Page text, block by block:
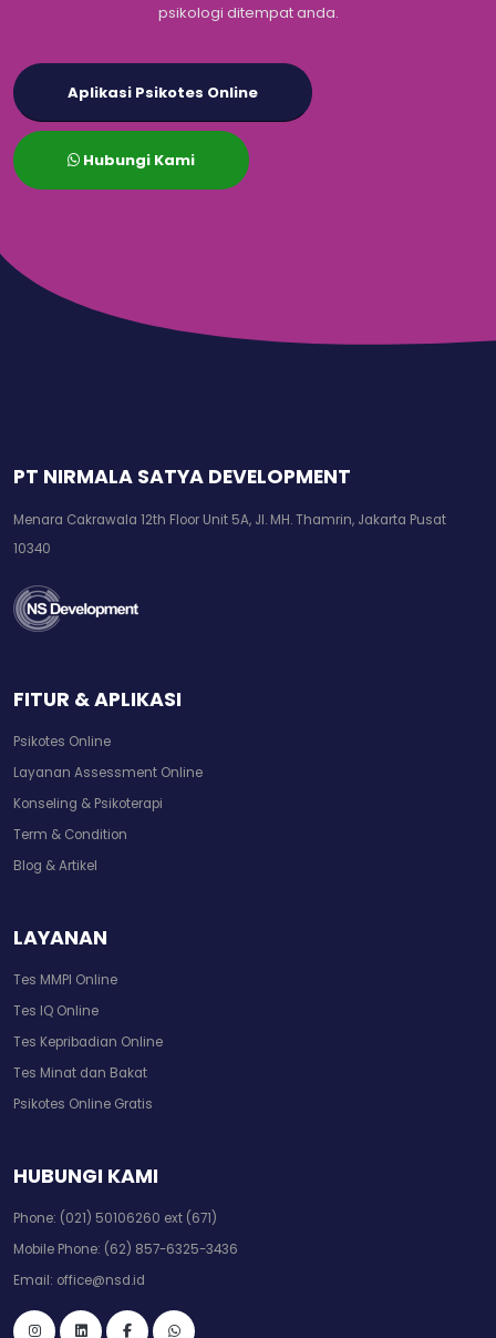
psikologi ditempat anda.
Aplikasi Psikotes Online
Hubungi Kami
PT NIRMALA SATYA DEVELOPMENT
Menara Cakrawala 12th Floor Unit 5A, Jl. MH. Thamrin, Jakarta Pusat
10340
FITUR & APLIKASI
Psikotes Online
Layanan Assessment Online
Konseling & Psikoterapi
Term & Condition
Blog & Artikel
LAYANAN
Tes MMPI Online
Tes IQ Online
Tes Kepribadian Online
Tes Minat dan Bakat
Psikotes Online Gratis
HUBUNGI KAMI
Phone: (021) 50106260 ext (671)
Mobile Phone: (62) 857-6325-3436
Email: office@nsd.id